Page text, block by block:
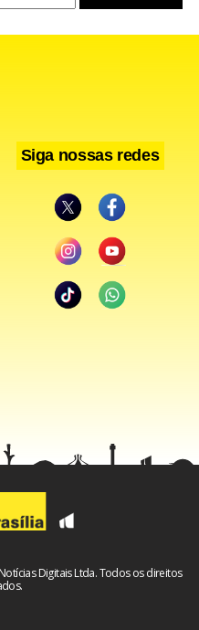
Siga nossas redes
Digitais Ltda. Todos os direitos